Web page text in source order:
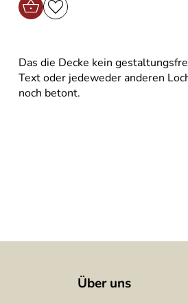
Das die Decke kein
Text oder jedeweder anderen
noch betont.
Über uns